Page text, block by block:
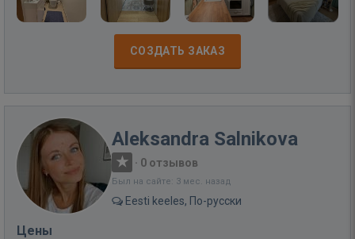
СОЗДАТЬ ЗАКАЗ
Aleksandra Salnikova
· 0 отзывов
Был на сайте: 3 мес. назад
Eesti keeles, По-русски
Цены